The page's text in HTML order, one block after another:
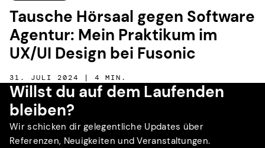
Tausche Hörsaal gegen Software
Agentur: Mein Praktikum im
UX/UI Design bei Fusonic
31. JULI 2024 | 4 MIN.
Willst du auf dem Laufenden
bleiben?
Wir schicken dir gelegentliche Updates über
Referenzen, Neuigkeiten und Veranstaltungen.